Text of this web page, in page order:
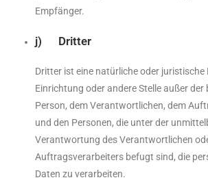
Empfänger.
j) Dritter
Dritter ist eine natürliche oder juristische
Einrichtung oder andere Stelle außer der
Person, dem Verantwortlichen, dem
und den Personen, die unter der
Verantwortung des Verantwortlichen
Auftragsverarbeiters befugt sind, die
Daten zu verarbeiten.